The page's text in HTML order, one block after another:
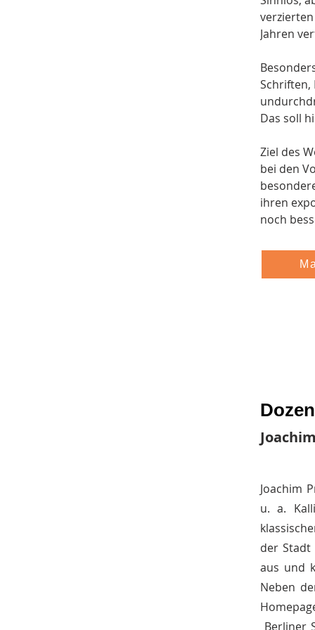
Jahren
Schriften,
Das soll
Ziel des
bei den
ihren
noch
Joachim
u. a.
der Stadt
aus und
Neben